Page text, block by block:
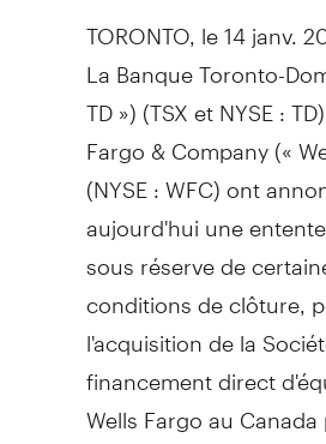
TORONTO, le 14 janv.
La Banque Toronto-
TD ») (TSX et NYSE :
Fargo & Company («
(NYSE : WFC) ont
aujourd'hui une
sous réserve de
conditions de clôture,
l'acquisition de la
financement direct
Wells Fargo au Canada